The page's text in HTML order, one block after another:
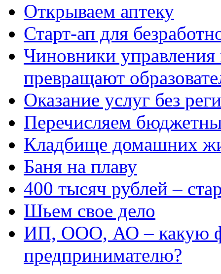
Открываем аптеку
Старт-ап для
Чиновники
превращают
Оказание услуг без
Перечисляем
Кладбище домашних
Баня на плаву
400 тысяч рублей –
Шьем свое дело
ИП, ООО, АО – какую
предпринимателю?